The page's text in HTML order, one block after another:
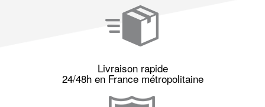
Livraison rapide
24/48h en France métropolitaine